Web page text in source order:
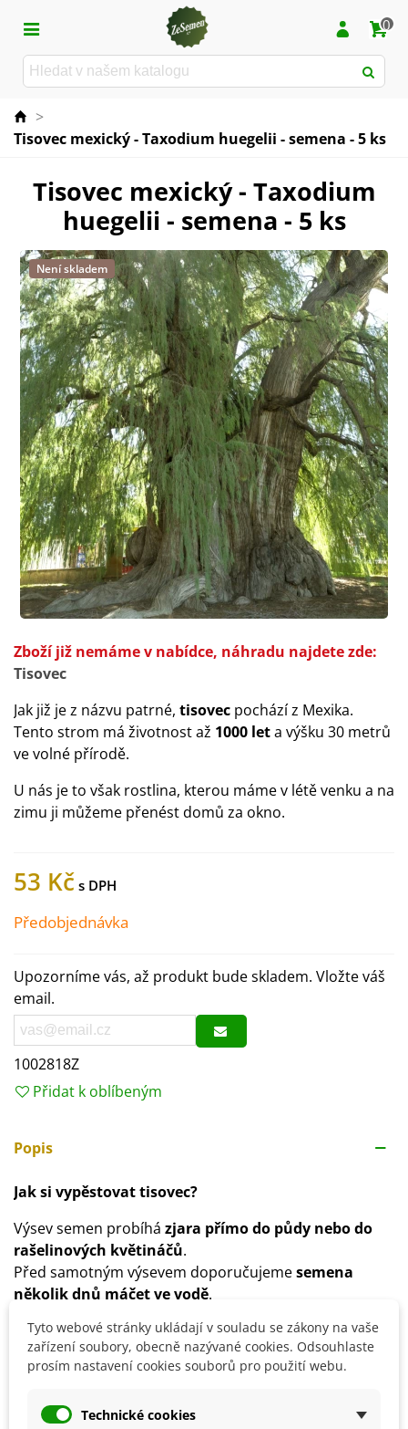
0
>
Tisovec mexický - Taxodium huegelii - semena - 5 ks
Tisovec mexický - Taxodium
huegelii - semena - 5 ks
Není skladem
Zboží již nemáme v nabídce, náhradu najdete zde:
Tisovec
Jak již je z názvu patrné, tisovec pochází z Mexika.
Tento strom má životnost až 1000 leta výšku 30 metrů
ve volné přírodě.
U nás je to však rostlina, kterou máme v létě venku a na
zimu ji můžeme přenést domů za okno.
53 Kč
Předobjednávka
Upozorníme vás, až produkt bude skladem. Vložte váš
email.
1002818Z
Přidat k oblíbeným
Popis
Jak si vypěstovat tisovec?
Výsev semen probíhá zjara přímo do půdy nebo do
rašelinových květináčů.
Před samotným výsevem doporučujemesemena
několik dnů máčet ve vodě.
Půda by měla býtdobře propustná.
Rostlina vyžaduje dostatečnou zálivku, vyhovuje ji
Tyto webové stránky ukládají v souladu se zákony na vaše
zařízení soubory, obecně nazývané cookies. Odsouhlaste
prosím nastavení cookies souborů pro použití webu.
Technické cookies